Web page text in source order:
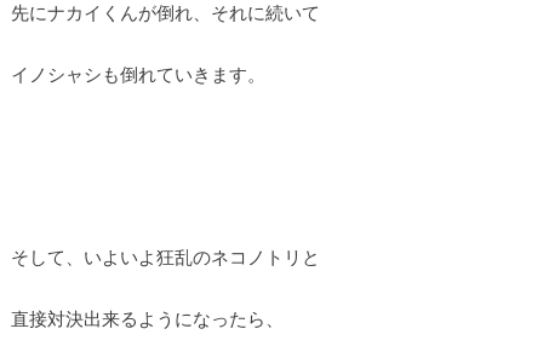
先にナカイくんが倒れ、それに続いて
イノシャシも倒れていきます。
そして、いよいよ狂乱のネコノトリと
直接対決出来るようになったら、